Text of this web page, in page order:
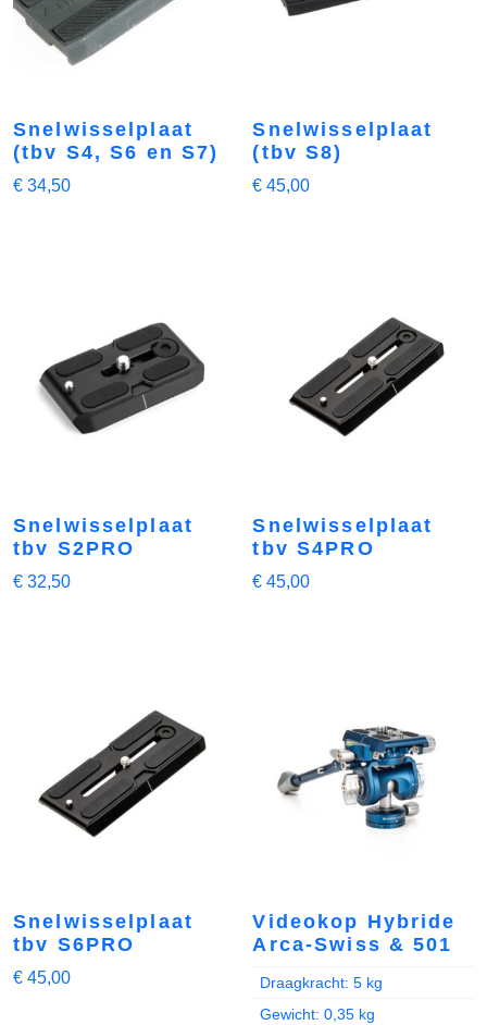
Snelwisselplaat
(tbv S4, S6 en S7)
€ 34,50
Snelwisselplaat
(tbv S8)
€ 45,00
Snelwisselplaat
tbv S2PRO
€ 32,50
Snelwisselplaat
tbv S4PRO
€ 45,00
Snelwisselplaat
tbv S6PRO
€ 45,00
Videokop Hybride
Arca-Swiss & 501
Draagkracht: 5 kg
Gewicht: 0,35 kg